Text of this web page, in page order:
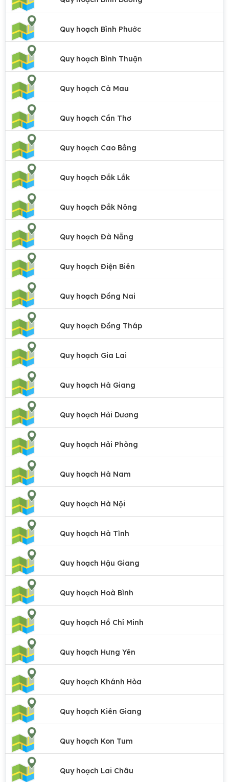
Quy hoạch Bình Phước
Quy hoạch Bình Thuận
Quy hoạch Cà Mau
Quy hoạch Cần Thơ
Quy hoạch Cao Bằng
Quy hoạch Đắk Lắk
Quy hoạch Đắk Nông
Quy hoạch Đà Nẵng
Quy hoạch Điện Biên
Quy hoạch Đồng Nai
Quy hoạch Đồng Tháp
Quy hoạch Gia Lai
Quy hoạch Hà Giang
Quy hoạch Hải Dương
Quy hoạch Hải Phòng
Quy hoạch Hà Nam
Quy hoạch Hà Nội
Quy hoạch Hà Tĩnh
Quy hoạch Hậu Giang
Quy hoạch Hoà Bình
Quy hoạch Hồ Chí Minh
Quy hoạch Hưng Yên
Quy hoạch Khánh Hòa
Quy hoạch Kiên Giang
Quy hoạch Kon Tum
Quy hoạch Lai Châu